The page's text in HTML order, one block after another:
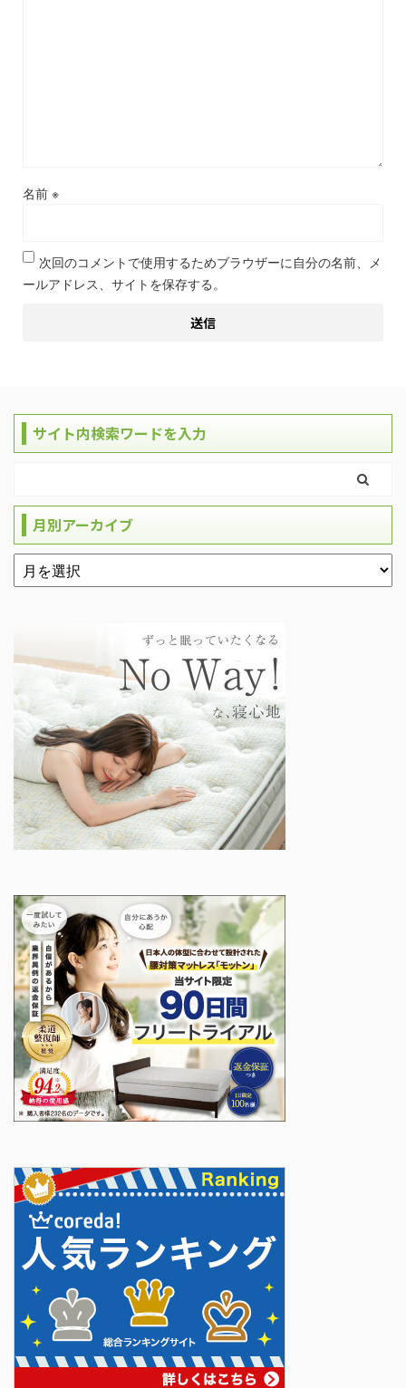
名前 ※
次回のコメントで使用するためブラウザーに自分の名前、メ
ールアドレス、サイトを保存する。
サイト内検索ワードを入力
月別アーカイブ